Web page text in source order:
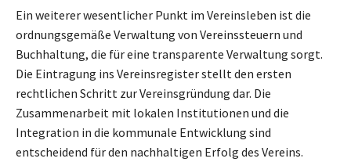
Ein weiterer wesentlicher Punkt im Vereinsleben ist die
ordnungsgemäße Verwaltung von Vereinssteuern und
Buchhaltung, die für eine transparente Verwaltung sorgt.
Die Eintragung ins Vereinsregister stellt den ersten
rechtlichen Schritt zur Vereinsgründung dar. Die
Zusammenarbeit mit lokalen Institutionen und die
Integration in die kommunale Entwicklung sind
entscheidend für den nachhaltigen Erfolg des Vereins.